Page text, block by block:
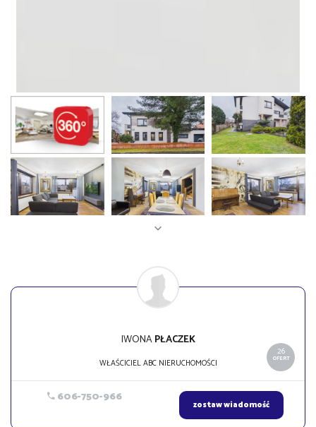
26
OFERT
IWONAPŁACZEK
WŁAŚCICIEL ABC NIERUCHOMOŚCI
606-750-966 zostaw wiadomość